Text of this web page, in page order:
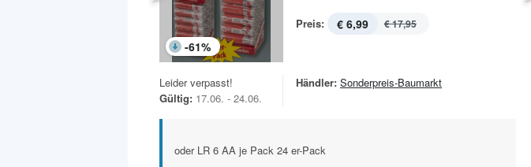
-61%
Preis: € 6,99 € 17,95
Leider verpasst!
Gültig: 17.06. - 24.06.
Händler: Sonderpreis-Baumarkt
oder LR 6 AA je Pack 24 er-Pack